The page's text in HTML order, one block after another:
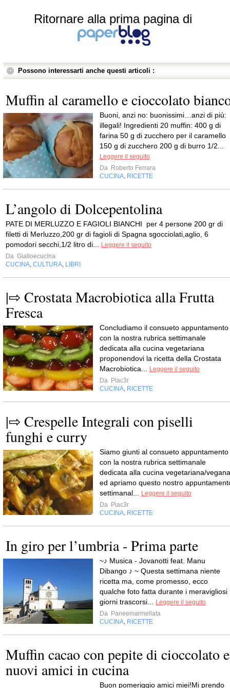
Ritornare alla prima pagina di
Possono interessarti anche questi articoli :
Muffin al caramello e cioccolato
Buoni, anzi no: buonissimi…anzi di più:
illegali! Ingredienti 20 muffin: 400 g di
farina 50 g di zucchero per il caramello
150 g di zucchero 200 g di burro 1/2...
Leggere il seguito
Da Roberto Ferrara
CUCINA RICETTE
L’angolo di Dolcepentolina
PATE DI MERLUZZO E FAGIOLI BIANCHI per 4 persone 200 gr di
filetti di Merluzzo,200 gr di fagioli di Spagna sgocciolati,aglio, 6
pomodori secchi,1/2 litro di...
Leggere il seguito
Da Gialloecucina
CUCINA CULTURA LIBRI
|⇨ Crostata Macrobiotica alla Frutta
Fresca
Concludiamo il consueto appuntamento
con la nostra rubrica settimanale
dedicata alla cucina vegetariana
proponendovi la ricetta della Crostata
Macrobiotica...
Leggere il seguito
Da Piac3r
CUCINA RICETTE
|⇨ Crespelle Integrali con piselli
funghi e curry
Siamo giunti al consueto appuntamento
con la nostra rubrica settimanale
dedicata alla cucina vegetariana/vegana
ed apriamo questo nostro
settimanal...
Leggere il seguito
Da Piac3r
CUCINA RICETTE
In giro per l’umbria - Prima parte
~♪ Musica - Jovanotti feat. Manu
Dibango ♪ ~ Questa settimana niente
ricetta ma, come promesso, ecco
qualche foto fatta durante i meravigliosi
giorni trascorsi...
Leggere il seguito
Da Paneemarmellata
CUCINA RICETTE
Muffin cacao con pepite di cioccolato e
nuovi amici in cucina
Buon pomeriggio amici miei!Mi prendo